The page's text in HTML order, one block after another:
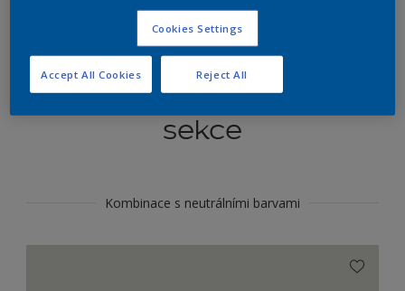
Koordinovat barevné
sekce
Kombinace s neutrálními barvami
Cookies Settings
Reject All
Accept All Cookies